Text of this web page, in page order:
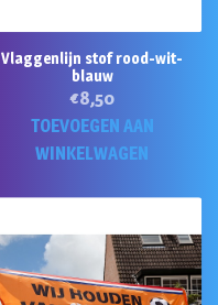
Vlaggenlijn stof rood-wit-
blauw
€8,50
TOEVOEGEN AAN
WINKELWAGEN